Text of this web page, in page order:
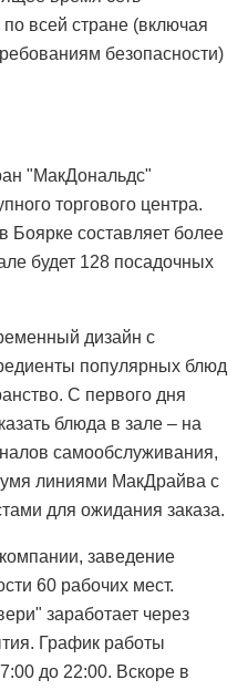
всей стране (включая
безопасности)
"МакДональдс"
торгового центра.
составляет более
будет 128 посадочных
дизайн с
популярных блюд
С первого дня
блюда в зале – на
самообслуживания,
линиями МакДрайва с
для ожидания заказа.
заведение
60 рабочих мест.
заработает через
График работы
до 22:00. Вскоре в